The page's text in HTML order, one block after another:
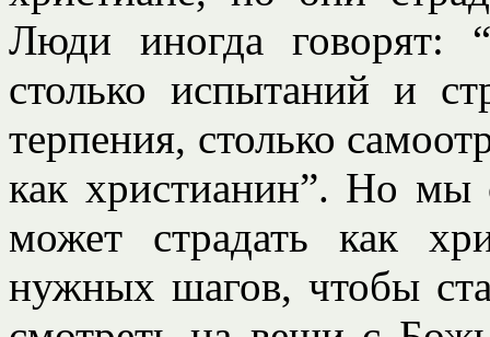
Люди иногда говорят:
столько испытаний и
терпения, столько
как христианин”. Но мы
может страдать как
нужных шагов, чтобы